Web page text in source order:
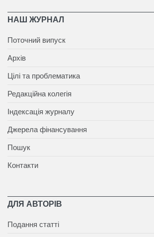
НАШ ЖУРНАЛ
Поточний випуск
Архів
Цілі та проблематика
Редакційна колегія
Індексація журналу
Джерела фінансування
Пошук
Контакти
ДЛЯ АВТОРІВ
Подання статті